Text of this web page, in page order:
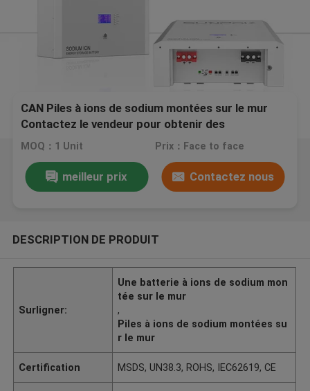
CAN Piles à ions de sodium montées sur le mur
Contactez le vendeur pour obtenir des
instructions
MOQ：1 Unit Prix：Face to face
meilleur prix Contactez nous
DESCRIPTION DE PRODUIT
Surligner:
Une batterie à ions de sodium mon
tée sur le mur
,
Piles à ions de sodium montées su
r le mur
Certification MSDS, UN38.3, ROHS, IEC62619, CE